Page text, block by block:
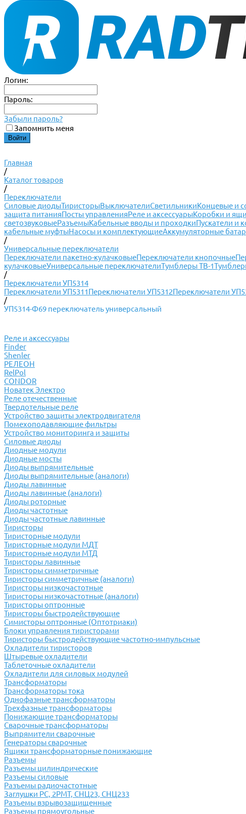
Логин:
Пароль:
Забыли пароль?
Запомнить меня
Главная
/
Каталог товаров
/
Переключатели
Силовые диодыТиристорыВыключателиСветильникиКонцевые и
защита питанияПосты управленияРеле и аксессуарыКоробки и
светозвуковыеРазъемыКабельные вводы и проходкиПускатели и
кабельные муфтыНасосы и комплектующиеАккумуляторные
/
Универсальные переключатели
Переключатели пакетно-кулачковыеПереключатели кнопочные
кулачковыеУниверсальные переключателиТумблеры ТВ-1
/
Переключатели УП5314
Переключатели УП5311Переключатели УП5312Переключатели
/
УП5314-Ф69 переключатель универсальный
Реле и аксессуары
Finder
Shenler
РЕЛЕОН
RelPol
CONDOR
Новатек Электро
Реле отечественные
Твердотельные реле
Устройство защиты электродвигателя
Помехоподавляющие фильтры
Устройство мониторинга и защиты
Силовые диоды
Диодные модули
Диодные мосты
Диоды выпрямительные
Диоды выпрямительные (аналоги)
Диоды лавинные
Диоды лавинные (аналоги)
Диоды роторные
Диоды частотные
Диоды частотные лавинные
Тиристоры
Тиристорные модули
Тиристорные модули МДТ
Тиристорные модули МТД
Тиристоры лавинные
Тиристоры симметричные
Тиристоры симметричные (аналоги)
Тиристоры низкочастотные
Тиристоры низкочастотные (аналоги)
Тиристоры оптронные
Тиристоры быстродействующие
Симисторы оптронные (Оптотриаки)
Блоки управления тиристорами
Тиристоры быстродействующие частотно-импульсные
Охладители тиристоров
Штыревые охладители
Таблеточные охладители
Охладители для силовых модулей
Трансформаторы
Трансформаторы тока
Однофазные трансформаторы
Трехфазные трансформаторы
Понижающие трансформаторы
Сварочные трансформаторы
Выпрямители сварочные
Генераторы сварочные
Ящики трансформаторные понижающие
Разъемы
Разъемы цилиндрические
Разъемы силовые
Разъемы радиочастотные
Заглушки РС, 2РМТ, СНЦ23, СНЦ233
Разъемы взрывозащищенные
Разъемы прямоугольные